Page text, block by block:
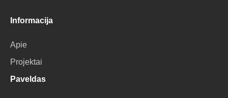
Informacija
Apie
Projektai
Paveldas